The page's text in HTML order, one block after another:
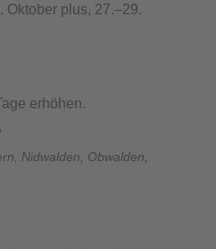
plus, 27.–29.
erhöhen.
Nidwalden, Obwalden,